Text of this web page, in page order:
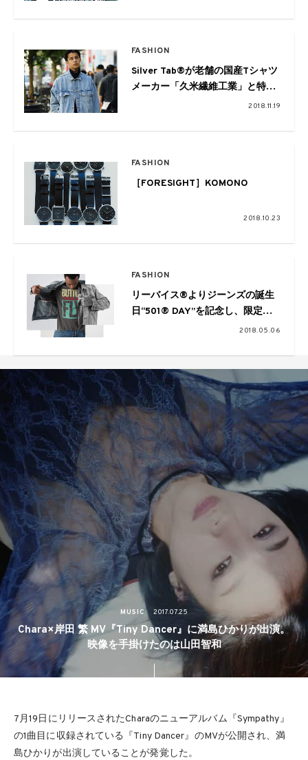
FASHION
Silver Tab®が老舗の国産Tシャツ
メーカー「久米繊維工業」と特別
企画、カスタマイズモデルが数量
2018.11.19
FASHION
［FORESIGHT］KOMONO
2018.10.23
FASHION
リーバイス®よりジーンズの誕生
日“501® DAY”を記念し、限定コ
2018.05.06
MUSIC 2017.07.25
Chara×岸田 繁 MV『Tiny Dancer』に満島ひかりが出演。
映像を手掛けたのは山田智和
7月19日にリリースされたCharaのニューアルバム『Sympathy』
の1曲目に収録されている『Tiny Dancer』のMVが公開され、満
島ひかりが出演していることが発覚した。